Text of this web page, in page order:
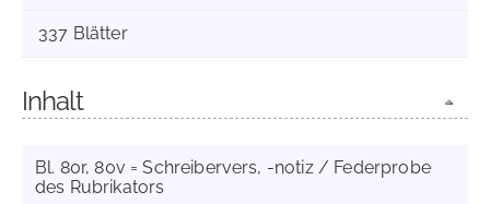
337 Blätter
Inhalt
Bl. 80r, 80v = Schreibervers, -notiz / Federprobe
des Rubrikators